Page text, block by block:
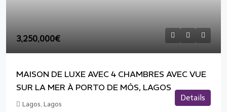
3,250,000€
MAISON DE LUXE AVEC 4 CHAMBRES AVEC VUE
SUR LA MER À PORTO DE MÓS, LAGOS
Lagos, Lagos
Details